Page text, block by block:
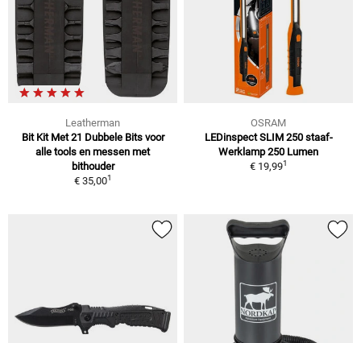
Leatherman
Bit Kit Met 21 Dubbele Bits voor
alle tools en messen met
bithouder
€ 35,001
OSRAM
LEDinspect SLIM 250 staaf-
Werklamp 250 Lumen
€ 19,991